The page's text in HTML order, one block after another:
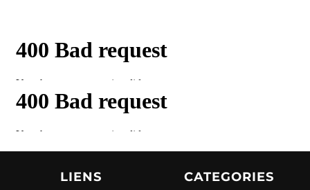
LIENS CATEGORIES